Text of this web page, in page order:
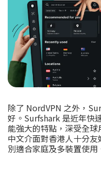
除了 NordVPN 之外，
好。Surfshark 是近年快
能強大的特點，深受全
中文介面對香港人十分
別適合家庭及多裝置使用